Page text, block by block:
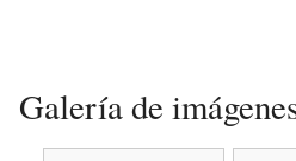
Galería de